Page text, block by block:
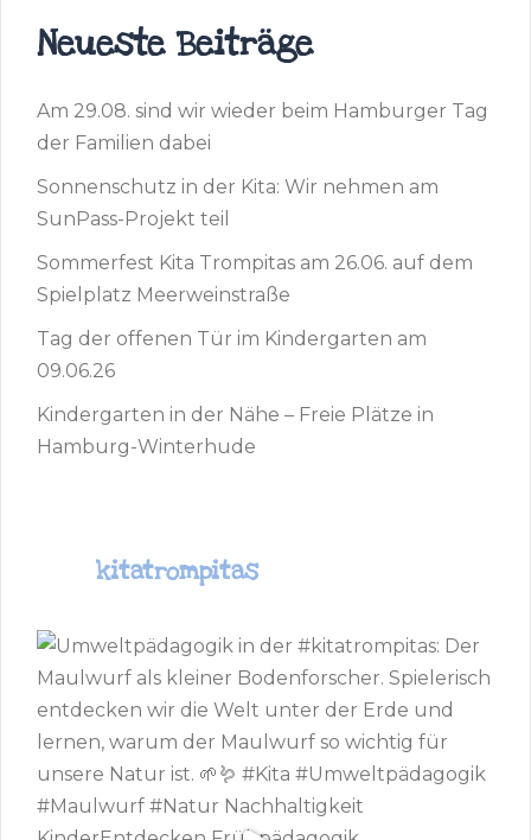
Neueste Beiträge
Am 29.08. sind wir wieder beim Hamburger Tag
der Familien dabei
Sonnenschutz in der Kita: Wir nehmen am
SunPass-Projekt teil
Sommerfest Kita Trompitas am 26.06. auf dem
Spielplatz Meerweinstraße
Tag der offenen Tür im Kindergarten am
09.06.26
Kindergarten in der Nähe – Freie Plätze in
Hamburg-Winterhude
kitatrompitas